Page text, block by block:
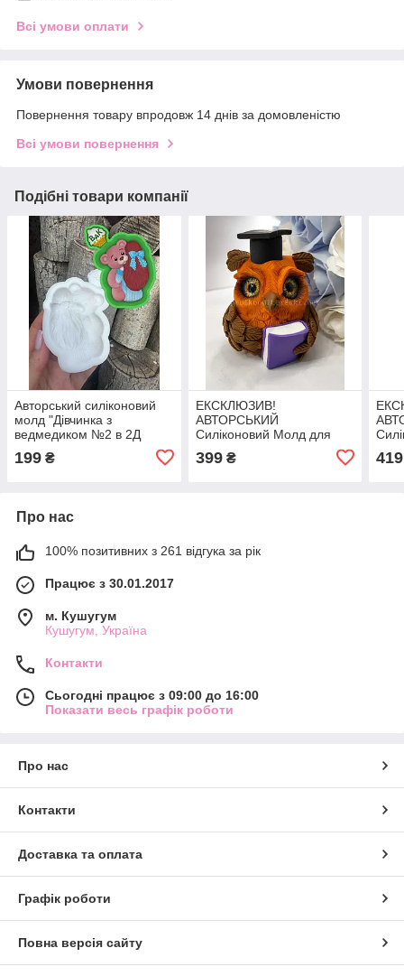
Всі умови оплати
Умови повернення
Повернення товару впродовж 14 днів за домовленістю
Всі умови повернення
Подібні товари компанії
Авторський силіконовий
молд "Дівчинка з
ведмедиком №2 в 2Д
199 ₴
ЕКСКЛЮЗИВ!
АВТОРСЬКИЙ
Силіконовий Молд для
ізомальт "Сова з книгою"
399₴ 419
Про нас
100% позитивних з 261 відгука за рік
Працює з 30.01.2017
м. Кушугум
Кушугум, Україна
Контакти
Сьогодні працює з 09:00 до 16:00
Показати весь графік роботи
Про нас
Контакти
Доставка та оплата
Графік роботи
Повна версія сайту